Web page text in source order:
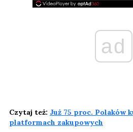
ad
Czytaj też: Już 75 proc. Polaków
platformach zakupowych